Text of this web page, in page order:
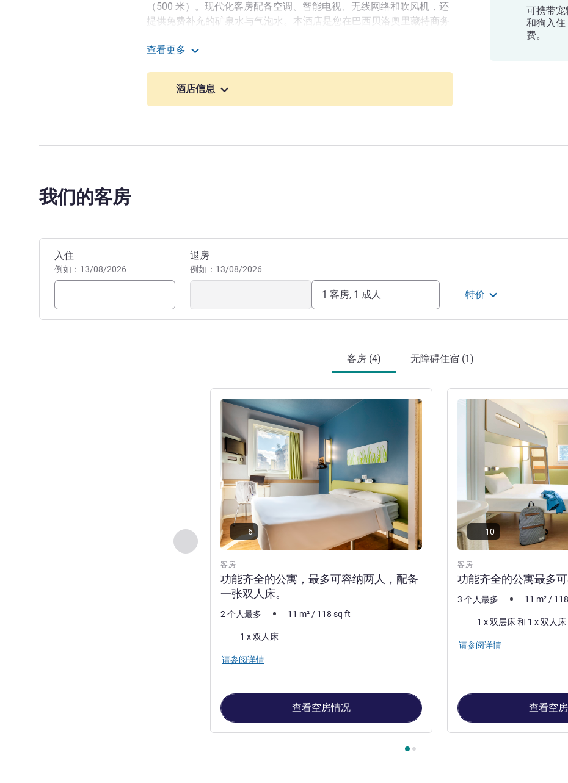
（500 米）。现代化客房配备空调、智能电视、无线网络和吹风机，还
提供免费补充的矿泉水与气泡水。本酒店是您在巴西贝洛奥里藏特商务
机，还可选择全食宿（含早餐、午餐和晚餐），且支持最多 6 期分期付
款。让您尽享舒适与便利体验。即刻预订！
舒适而便利的体验。即刻预订！
查看更多
酒店信息
可携带
和狗入
费。
我们的客房
预订此酒店
入住
例如：13/08/2026
退房
例如：13/08/2026
1 客房, 1 成人 特价
客房 (4) 无障碍住宿 (1)
上一个 - 客房
客房
功能齐全的公寓，最多可容纳两人，配备
一张双人床。
请参阅详情
6
2 个人最多 11 m² / 118 sq ft
床上用品1 x 双人床
请参阅详情
查看空房情况
客房
功能齐全的公寓最多可
请参阅详情
10
3 个人最多 11 m² / 118
床上用品 1 x 双层床 和 1 x 双人床
请参阅详情
查看空